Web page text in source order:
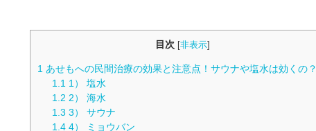
目次 [非表示]
1 あせもへの民間治療の効果と注意点！サウナや塩水は効くの？
1.1 1） 塩水
1.2 2） 海水
1.3 3） サウナ
1.4 4） ミョウバン